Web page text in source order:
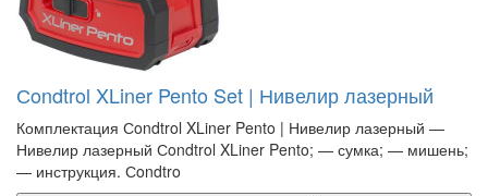
Сondtrol XLiner Pento Set | Нивелир лазерный
Комплектация Сondtrol XLiner Pento | Нивелир лазерный —
Нивелир лазерный Сondtrol XLiner Pento; — сумка; — мишень;
— инструкция. Сondtro